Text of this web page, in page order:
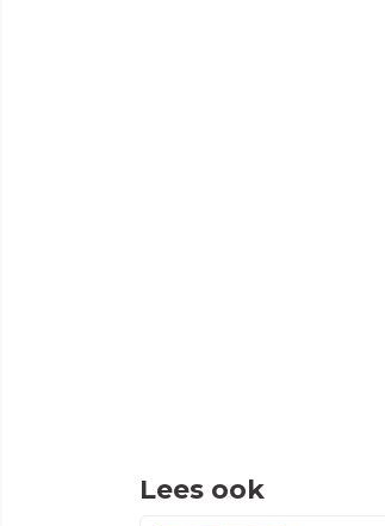
Lees ook